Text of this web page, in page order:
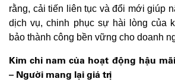
rằng, cải tiến liên tục và đổi mới giúp
dịch vụ, chinh phục sự hài lòng của
bảo thành công bền vững cho doanh
Kim chỉ nam của hoạt động hậu
– Người mang lại giá trị